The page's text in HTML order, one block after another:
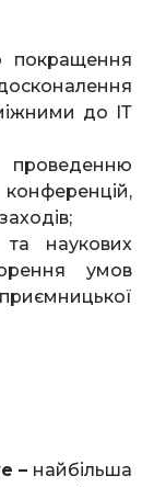
покращення
до ІТ
проведенню
конференцій,
та наукових
умов
– найбільша